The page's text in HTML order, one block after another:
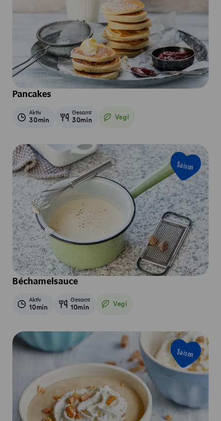
Pancakes
Aktiv
30min
Gesamt
30min Vegi
Vegetarisch
Saison
Béchamelsauce
Aktiv
10min
Gesamt
10min Vegi
Vegetarisch
Saison